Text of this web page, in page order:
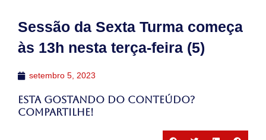
Sessão da Sexta Turma começa
às 13h nesta terça-feira (5)
setembro 5, 2023
Esta gostando do conteúdo?
Compartilhe!